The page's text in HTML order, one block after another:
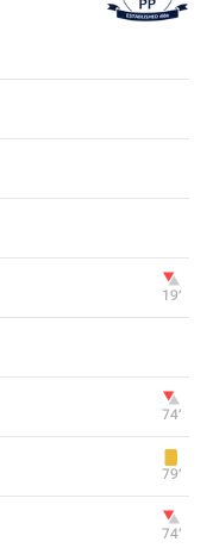
19‎’‎
74‎’‎
79‎’‎
74‎’‎